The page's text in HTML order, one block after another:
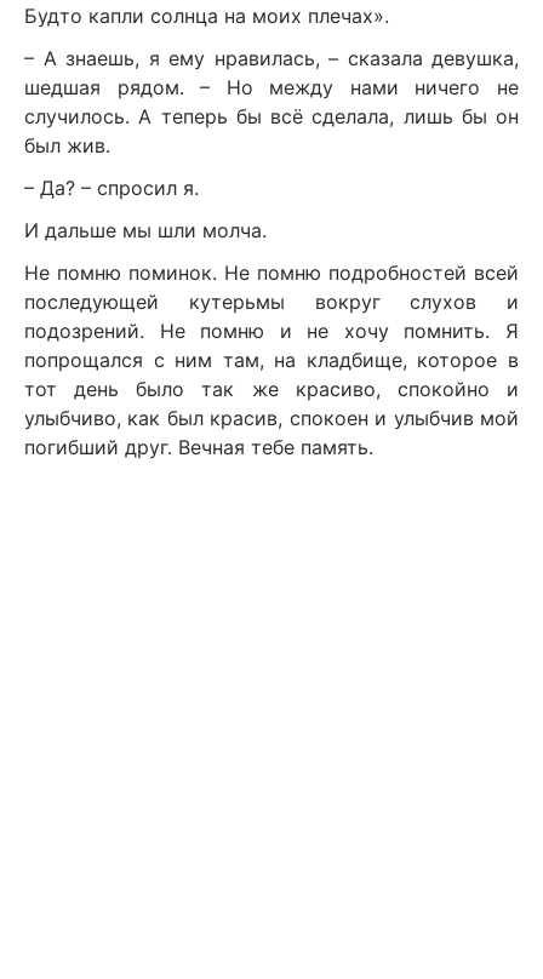
Будто капли солнца на моих плечах».
– А знаешь, я ему нравилась, – сказала девушка,
шедшая рядом. – Но между нами ничего не
случилось. А теперь бы всё сделала, лишь бы он
был жив.
– Да? – спросил я.
И дальше мы шли молча.
Не помню поминок. Не помню подробностей всей
последующей кутерьмы вокруг слухов и
подозрений. Не помню и не хочу помнить. Я
попрощался с ним там, на кладбище, которое в
тот день было так же красиво, спокойно и
улыбчиво, как был красив, спокоен и улыбчив мой
погибший друг. Вечная тебе память.